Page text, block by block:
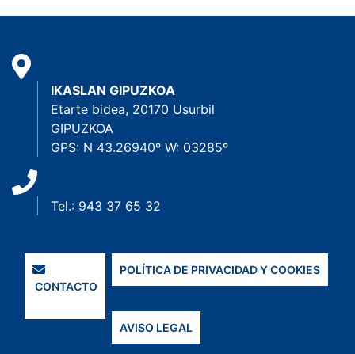
IKASLAN GIPUZKOA
Etarte bidea, 20170 Usurbil
GIPUZKOA
GPS: N 43.26940º W: 03285º
Tel.: 943 37 65 32
CONTACTO
POLÍTICA DE PRIVACIDAD Y COOKIES
AVISO LEGAL